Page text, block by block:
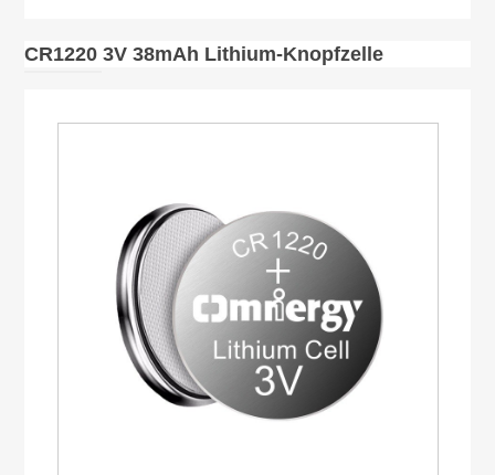
CR1220 3V 38mAh Lithium-Knopfzelle